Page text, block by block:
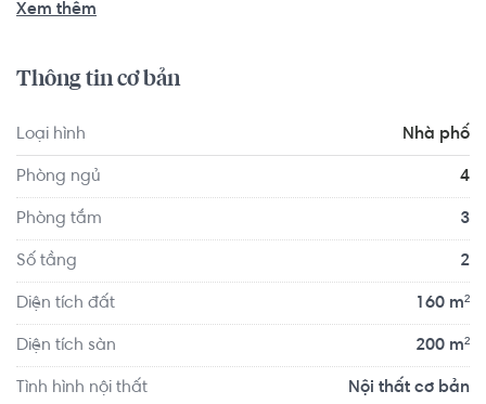
đường huyết mạch như quốc lộ 1A (700m) quốc lộ 22
(đường Xuyên Á) 1.5km. Gồm 100ha đất được quy hoạch
ích như: siêu thị 2 tầng, công viên, bệnh viện, trường đại
học, trường cấp II, III, mẫu giáo, hồ bơi, sân tennis...
Xem thêm
Thông tin cơ bản
Loại hình Nhà phố
Phòng ngủ 4
Phòng tắm 3
Số tầng 2
Diện tích đất 160 m²
Diện tích sàn 200 m²
Tình hình nội thất Nội thất cơ bản